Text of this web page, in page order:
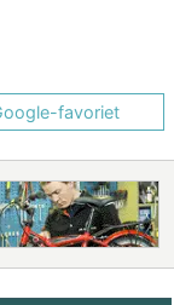
favoriet